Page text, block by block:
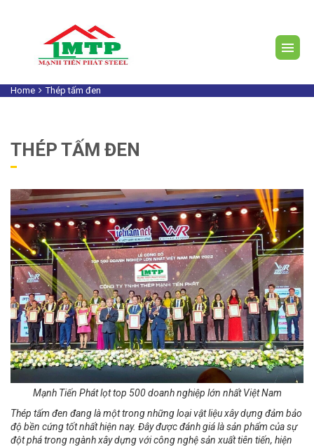
Home Thép tấm đen
THÉP TẤM ĐEN
Mạnh Tiến Phát lọt top 500 doanh nghiệp lớn nhất Việt Nam
Thép tấm đen đang là một trong những loại vật liệu xây dựng đảm bảo
độ bền cứng tốt nhất hiện nay. Đây được đánh giá là sản phẩm của sự
đột phá trong ngành xây dựng với công nghệ sản xuất tiên tiến, hiện